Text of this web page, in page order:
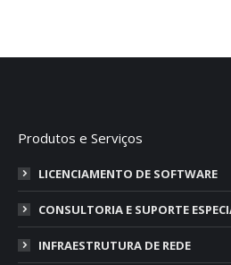
Produtos e Serviços
LICENCIAMENTO DE SOFTWARE
CONSULTORIA E SUPORTE
INFRAESTRUTURA DE REDE